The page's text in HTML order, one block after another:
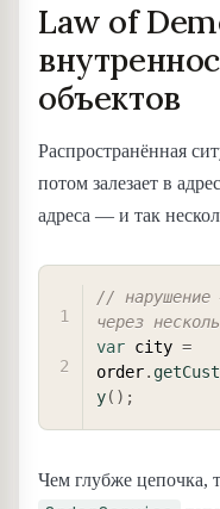
Law of
объектов
Распространённая
потом залезает в
адреса — и так
// нарушение
через
var city =
order.
y( ) ;
Чем глубже цепочка,